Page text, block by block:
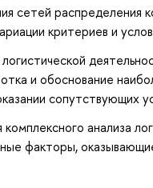
сетей распределения
критериев и
и обоснование
сопутствующих
анализа
факторы,